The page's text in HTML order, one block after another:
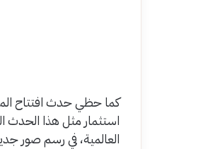
كما حظي حدث افتتاح
استثمار مثل هذا الحدث
العالمية، في رسم صور